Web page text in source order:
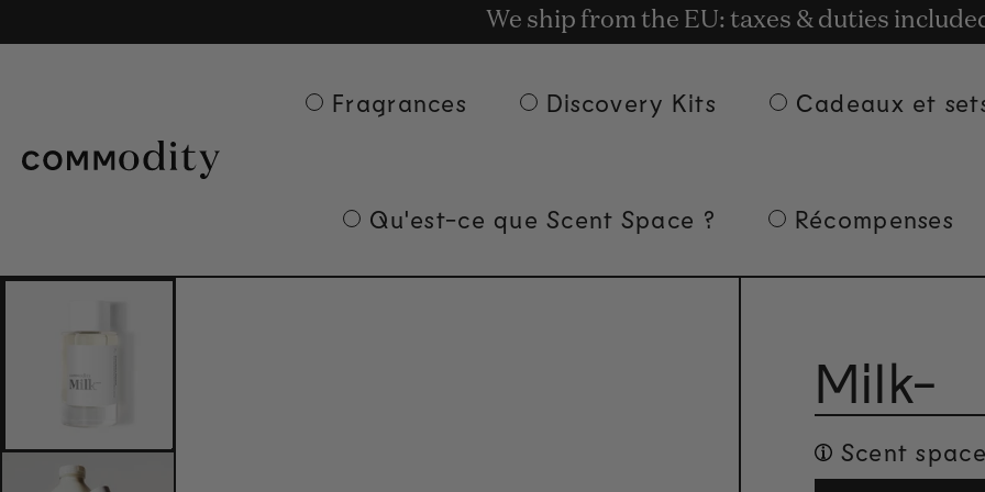
Livraison gratuite à partir de 135 € d'achat.
We ship from the EU: taxes & duties
Get rewards for shopping with
Fragrances Discovery Kits Cadeaux et
Qu'est-ce que Scent Space ? Récompenses
Milk-
Scent